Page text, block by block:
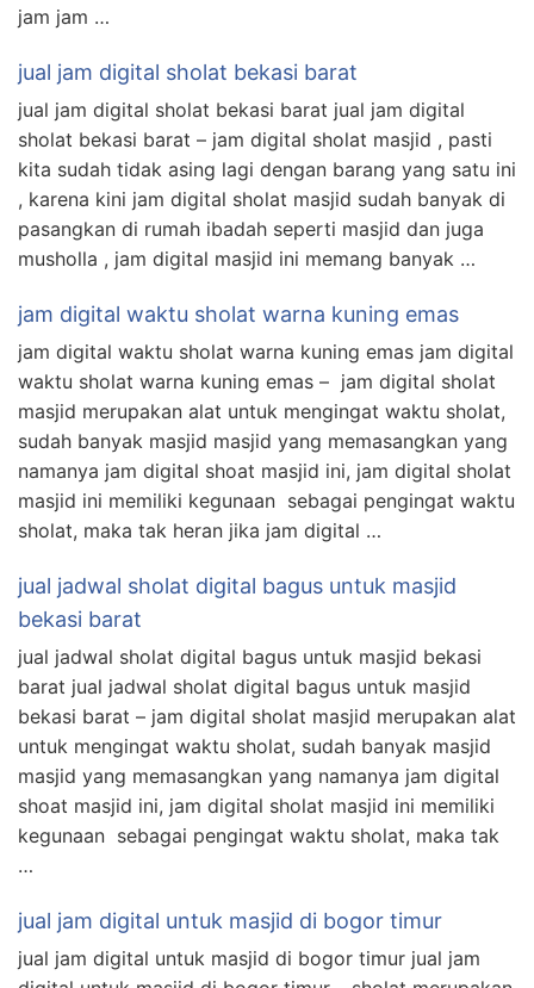
jam jam …
jual jam digital sholat bekasi barat
jual jam digital sholat bekasi barat jual jam digital
sholat bekasi barat – jam digital sholat masjid , pasti
kita sudah tidak asing lagi dengan barang yang satu ini
, karena kini jam digital sholat masjid sudah banyak di
pasangkan di rumah ibadah seperti masjid dan juga
musholla , jam digital masjid ini memang banyak …
jam digital waktu sholat warna kuning emas
jam digital waktu sholat warna kuning emas jam digital
waktu sholat warna kuning emas – jam digital sholat
masjid merupakan alat untuk mengingat waktu sholat,
sudah banyak masjid masjid yang memasangkan yang
namanya jam digital shoat masjid ini, jam digital sholat
masjid ini memiliki kegunaan sebagai pengingat waktu
sholat, maka tak heran jika jam digital …
jual jadwal sholat digital bagus untuk masjid
bekasi barat
jual jadwal sholat digital bagus untuk masjid bekasi
barat jual jadwal sholat digital bagus untuk masjid
bekasi barat – jam digital sholat masjid merupakan alat
untuk mengingat waktu sholat, sudah banyak masjid
masjid yang memasangkan yang namanya jam digital
shoat masjid ini, jam digital sholat masjid ini memiliki
kegunaan sebagai pengingat waktu sholat, maka tak
…
jual jam digital untuk masjid di bogor timur
jual jam digital untuk masjid di bogor timur jual jam